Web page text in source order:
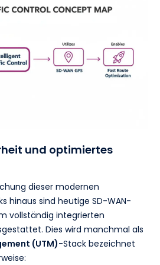
und optimiertes
dieser modernen
hinaus sind heutige SD-WAN-
vollständig integrierten
Dies wird manchmal als
(UTM)-Stack bezeichnet